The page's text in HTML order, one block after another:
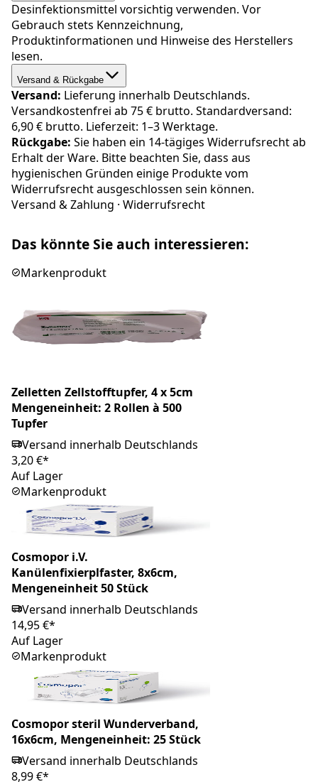
Desinfektionsmittel vorsichtig verwenden. Vor
Gebrauch stets Kennzeichnung,
Produktinformationen und Hinweise des Herstellers
lesen.
Versand & Rückgabe
Versand: Lieferung innerhalb Deutschlands.
Versandkostenfrei ab 75 € brutto. Standardversand:
6,90 € brutto. Lieferzeit: 1–3 Werktage.
Rückgabe: Sie haben ein 14-tägiges Widerrufsrecht ab
Erhalt der Ware. Bitte beachten Sie, dass aus
hygienischen Gründen einige Produkte vom
Widerrufsrecht ausgeschlossen sein können.
Versand & Zahlung · Widerrufsrecht
Das könnte Sie auch interessieren:
Markenprodukt
Zelletten Zellstofftupfer, 4 x 5cm
Mengeneinheit: 2 Rollen à 500
Tupfer
Versand innerhalb Deutschlands
3,20 €*
Auf Lager
Markenprodukt
Cosmopor i.V.
Kanülenfixierplfaster, 8x6cm,
Mengeneinheit 50 Stück
Versand innerhalb Deutschlands
14,95 €*
Auf Lager
Markenprodukt
Cosmopor steril Wunderverband,
16x6cm, Mengeneinheit: 25 Stück
Versand innerhalb Deutschlands
8,99 €*